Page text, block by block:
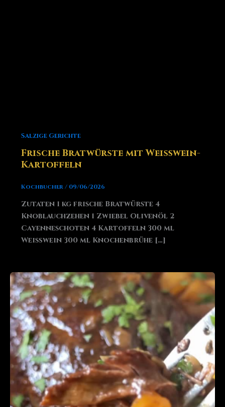
Salzige Gerichte
Frische Bratwürste mit Weißwein-
Kartoffeln
Kochbucher/ 09/06/2026
Zutaten 1 kg frische Bratwürste 4
Knoblauchzehen 1 Zwiebel Olivenöl 2
Cayenneschoten 4 Kartoffeln 300 ml
Weißwein 300 ml Knochenbrühe […]